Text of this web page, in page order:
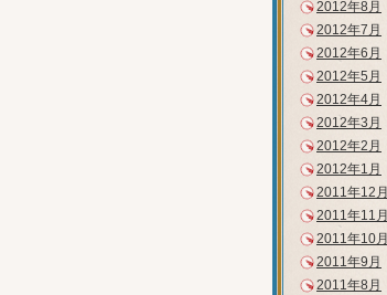
2012年8月
2012年7月
2012年6月
2012年5月
2012年4月
2012年3月
2012年2月
2012年1月
2011年12月
2011年11月
2011年10月
2011年9月
2011年8月